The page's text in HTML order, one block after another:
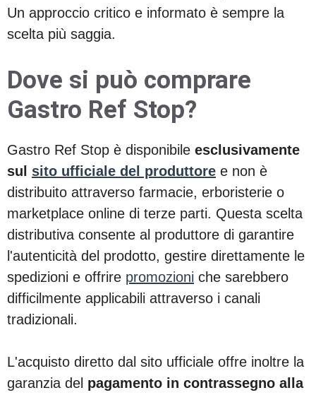
Un approccio critico e informato è sempre la
scelta più saggia.
Dove si può comprare
Gastro Ref Stop?
Gastro Ref Stop è disponibile esclusivamente
sul sito ufficiale del produttore e non è
distribuito attraverso farmacie, erboristerie o
marketplace online di terze parti. Questa scelta
distributiva consente al produttore di garantire
l'autenticità del prodotto, gestire direttamente le
spedizioni e offrire promozioni che sarebbero
difficilmente applicabili attraverso i canali
tradizionali.
L'acquisto diretto dal sito ufficiale offre inoltre la
garanzia del pagamento in contrassegno alla